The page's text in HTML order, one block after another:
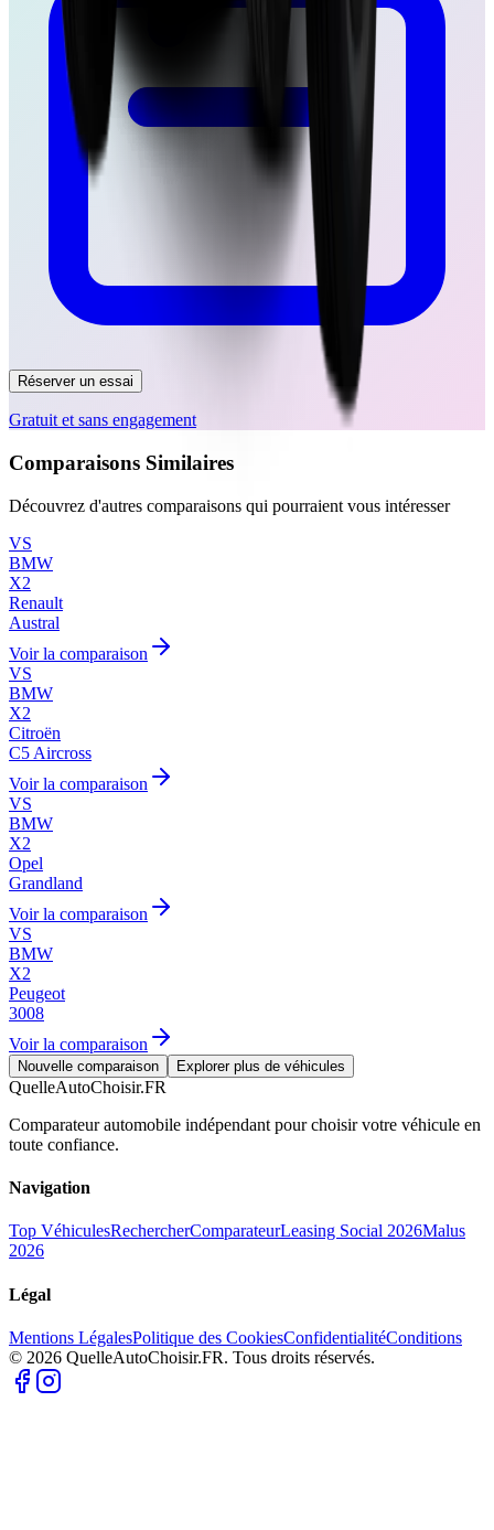
Réserver un essai
Gratuit et sans engagement
Comparaisons Similaires
Découvrez d'autres comparaisons qui pourraient vous intéresser
VS
BMW
X2
Renault
Austral
Voir la comparaison
VS
BMW
X2
Citroën
C5 Aircross
Voir la comparaison
VS
BMW
X2
Opel
Grandland
Voir la comparaison
VS
BMW
X2
Peugeot
3008
Voir la comparaison
Nouvelle comparaison Explorer plus de véhicules
QuelleAutoChoisir.FR
Comparateur automobile indépendant pour choisir votre véhicule en
toute confiance.
Navigation
Top VéhiculesRechercherComparateurLeasing Social 2026Malus
2026
Légal
Mentions LégalesPolitique des CookiesConfidentialitéConditions
© 2026 QuelleAutoChoisir.FR. Tous droits réservés.